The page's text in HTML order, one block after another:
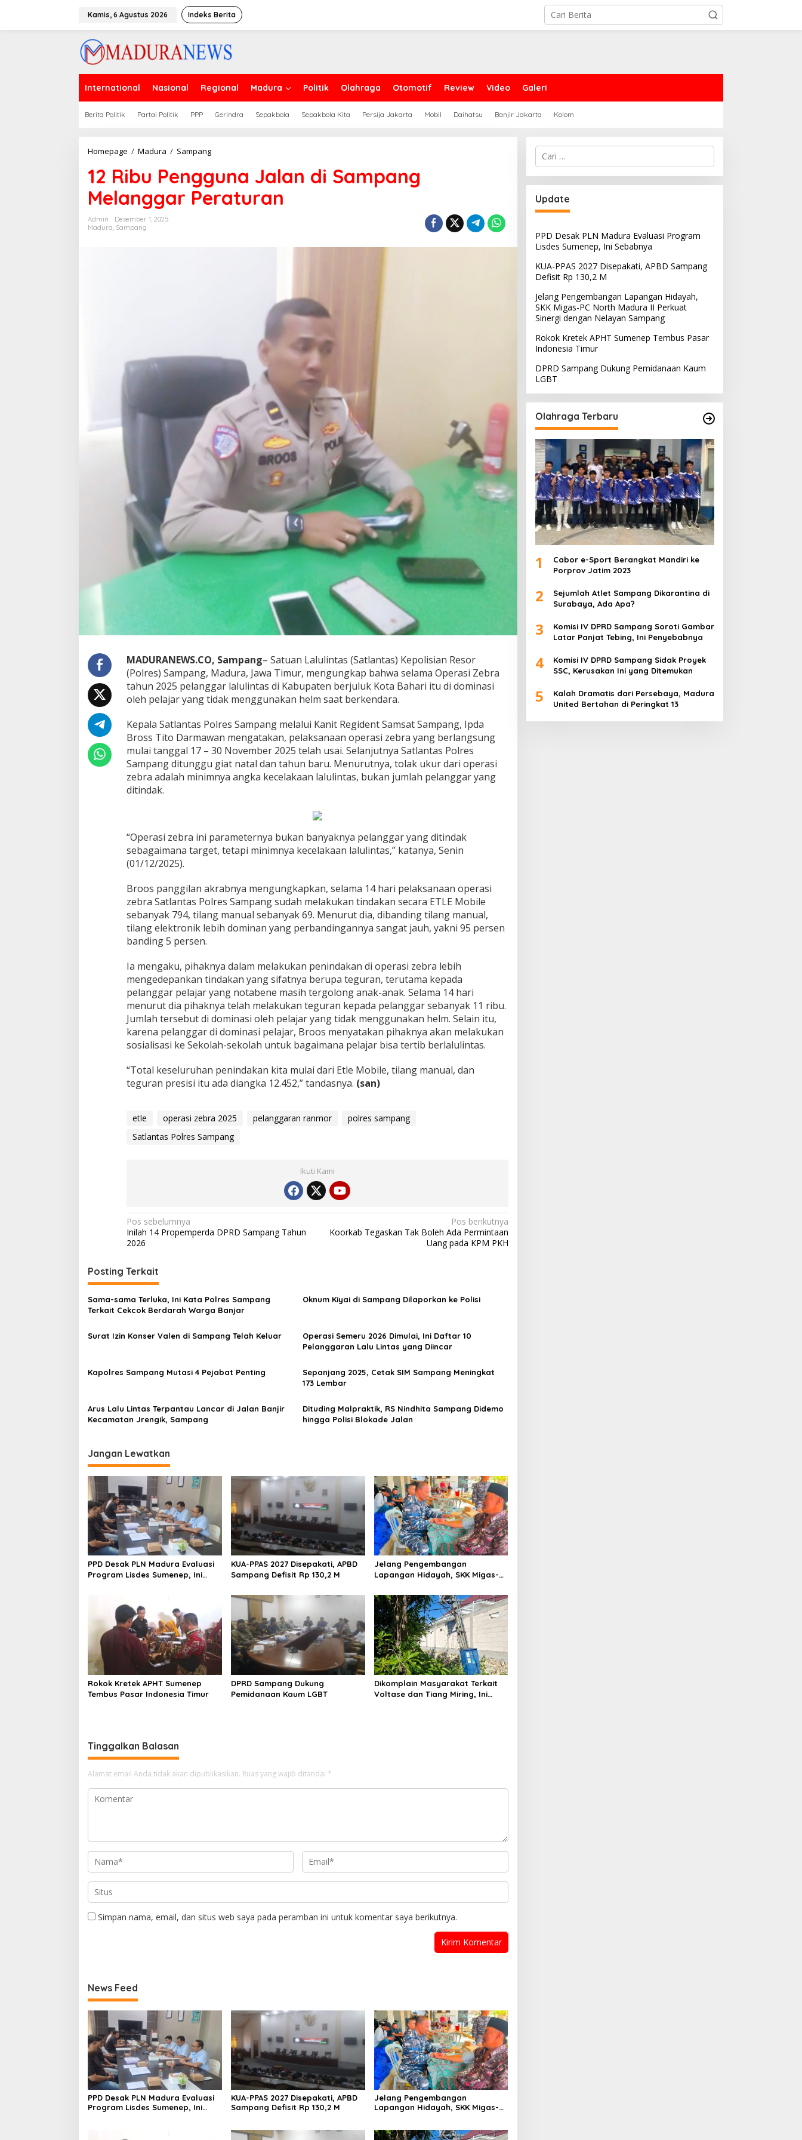
Kamis, 6 Agustus 2026 Indeks Berita
International Nasional Regional Madura Politik Olahraga Otomotif Review Video Galeri
Berita Politik Partai Politik PPP Gerindra Sepakbola Sepakbola Kita Persija Jakarta Mobil Daihatsu Banjir Jakarta Kolom
Homepage / Madura / Sampang12
Pengguna
Jalan
di
Sampang
12 Ribu Pengguna Jalan di Sampang
Melanggar Peraturan
Admin
Desember 1, 2025
Madura, Sampang
MADURANEWS.CO, Sampang– Satuan Lalulintas (Satlantas) Kepolisian Resor
(Polres) Sampang, Madura, Jawa Timur, mengungkap bahwa selama Operasi Zebra
tahun 2025 pelanggar lalulintas di Kabupaten berjuluk Kota Bahari itu di dominasi
oleh pelajar yang tidak menggunakan helm saat berkendara.
Kepala Satlantas Polres Sampang melalui Kanit Regident Samsat Sampang, Ipda
Bross Tito Darmawan mengatakan, pelaksanaan operasi zebra yang berlangsung
mulai tanggal 17 – 30 November 2025 telah usai. Selanjutnya Satlantas Polres
Sampang ditunggu giat natal dan tahun baru. Menurutnya, tolak ukur dari operasi
zebra adalah minimnya angka kecelakaan lalulintas, bukan jumlah pelanggar yang
ditindak.
“Operasi zebra ini parameternya bukan banyaknya pelanggar yang ditindak
sebagaimana target, tetapi minimnya kecelakaan lalulintas,” katanya, Senin
(01/12/2025).
Broos panggilan akrabnya mengungkapkan, selama 14 hari pelaksanaan operasi
zebra Satlantas Polres Sampang sudah melakukan tindakan secara ETLE Mobile
sebanyak 794, tilang manual sebanyak 69. Menurut dia, dibanding tilang manual,
tilang elektronik lebih dominan yang perbandingannya sangat jauh, yakni 95 persen
banding 5 persen.
Ia mengaku, pihaknya dalam melakukan penindakan di operasi zebra lebih
mengedepankan tindakan yang sifatnya berupa teguran, terutama kepada
pelanggar pelajar yang notabene masih tergolong anak-anak. Selama 14 hari
menurut dia pihaknya telah melakukan teguran kepada pelanggar sebanyak 11 ribu.
Jumlah tersebut di dominasi oleh pelajar yang tidak menggunakan helm. Selain itu,
karena pelanggar di dominasi pelajar, Broos menyatakan pihaknya akan melakukan
sosialisasi ke Sekolah-sekolah untuk bagaimana pelajar bisa tertib berlalulintas.
“Total keseluruhan penindakan kita mulai dari Etle Mobile, tilang manual, dan
teguran presisi itu ada diangka 12.452,” tandasnya. (san)
etle operasi zebra 2025 pelanggaran ranmor
polres sampang
Satlantas Polres Sampang
Ikuti Kami
Navigasi
pos
Pos sebelumnya
Inilah 14 Propemperda DPRD Sampang Tahun
2026
Pos berikutnya
Koorkab Tegaskan Tak Boleh Ada Permintaan
Uang pada KPM PKH
Posting Terkait
Sama-sama Terluka, Ini Kata Polres Sampang
Terkait Cekcok Berdarah Warga Banjar
Oknum Kiyai di Sampang Dilaporkan ke Polisi
Surat Izin Konser Valen di Sampang Telah Keluar
Operasi Semeru 2026 Dimulai, Ini Daftar 10
Pelanggaran Lalu Lintas yang Diincar
Kapolres Sampang Mutasi 4 Pejabat Penting
Sepanjang 2025, Cetak SIM Sampang Meningkat
173 Lembar
Arus Lalu Lintas Terpantau Lancar di Jalan Banjir
Kecamatan Jrengik, Sampang
Dituding Malpraktik, RS Nindhita Sampang Didemo
hingga Polisi Blokade Jalan
Jangan Lewatkan
PPD Desak PLN Madura Evaluasi
Program Lisdes Sumenep, Ini
KUA-PPAS 2027 Disepakati, APBD
Sampang Defisit Rp 130,2 M
Jelang Pengembangan
Lapangan Hidayah, SKK Migas-
Sinergi dengan Nelayan
Sampang
Rokok Kretek APHT Sumenep
Tembus Pasar Indonesia Timur
DPRD Sampang Dukung
Pemidanaan Kaum LGBT
Dikomplain Masyarakat Terkait
Voltase dan Tiang Miring, Ini
Tinggalkan Balasan
Alamat email Anda tidak akan dipublikasikan. Ruas yang wajib ditandai *
Simpan nama, email, dan situs web saya pada peramban ini untuk komentar saya berikutnya.
News Feed
PPD Desak PLN Madura Evaluasi
Program Lisdes Sumenep, Ini
KUA-PPAS 2027 Disepakati, APBD
Sampang Defisit Rp 130,2 M
Jelang Pengembangan
Lapangan Hidayah, SKK Migas-
Sampang
Cari
untuk:
Update
PPD Desak PLN Madura Evaluasi Program
Lisdes Sumenep, Ini Sebabnya
KUA-PPAS 2027 Disepakati, APBD Sampang
Defisit Rp 130,2 M
Jelang Pengembangan Lapangan Hidayah,
SKK Migas-PC North Madura II Perkuat
Sinergi dengan Nelayan Sampang
Rokok Kretek APHT Sumenep Tembus Pasar
Indonesia Timur
DPRD Sampang Dukung Pemidanaan Kaum
LGBT
Olahraga Terbaru
1
Cabor e-Sport Berangkat Mandiri ke
Porprov Jatim 2023
2
Sejumlah Atlet Sampang Dikarantina di
Surabaya, Ada Apa?
3
Komisi IV DPRD Sampang Soroti Gambar
Latar Panjat Tebing, Ini Penyebabnya
4
Komisi IV DPRD Sampang Sidak Proyek
SSC, Kerusakan Ini yang Ditemukan
5
Kalah Dramatis dari Persebaya, Madura
United Bertahan di Peringkat 13